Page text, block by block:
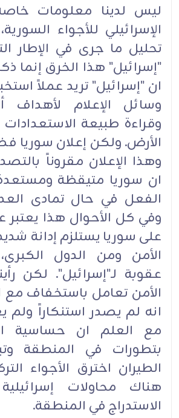
ليس لدينا معلومات
الإسرائيلي للأجواء
تحليل ما جرى في الإطار
"إسرائيل" هذا الخرق إنما
ان "إسرائيل" تريد عملاً
وسائل الإعلام لأهداف
وقراءة طبيعة
الأرض. ولكن إعلان سوريا
وهذا الإعلان مقروناً
ان سوريا متيقظة
الفعل في حال تمادى
وفي كل الأحوال هذا يعتبر
على سوريا يستلزم إدانة
الأمن ومن الدول
عقوبة لـ"إسرائيل". لكن
الأمن تعامل باستخفاف
انه لم يصدر استنكاراً ولم
مع العلم ان حساسية
بتطورات في المنطقة
الطيران اخترق الأجواء
هناك محاولات
الاستدراج في المنطقة.